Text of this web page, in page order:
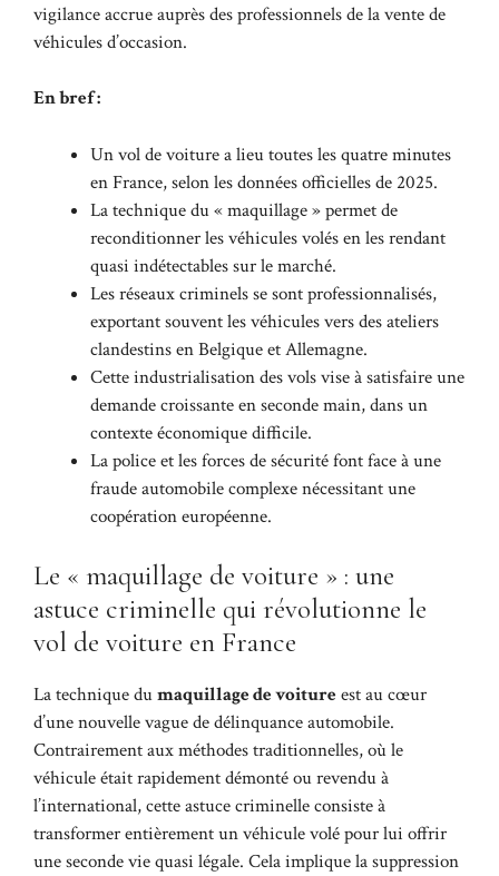
vigilance accrue auprès des professionnels de la vente de
véhicules d’occasion.
En bref :
Un vol de voiture a lieu toutes les quatre minutes
en France, selon les données officielles de 2025.
La technique du « maquillage » permet de
reconditionner les véhicules volés en les rendant
quasi indétectables sur le marché.
Les réseaux criminels se sont professionnalisés,
exportant souvent les véhicules vers des ateliers
clandestins en Belgique et Allemagne.
Cette industrialisation des vols vise à satisfaire une
demande croissante en seconde main, dans un
contexte économique difficile.
La police et les forces de sécurité font face à une
fraude automobile complexe nécessitant une
coopération européenne.
Le « maquillage de voiture » : une
astuce criminelle qui révolutionne le
vol de voiture en France
La technique dumaquillage de voitureest au cœur
d’une nouvelle vague de délinquance automobile.
Contrairement aux méthodes traditionnelles, où le
véhicule était rapidement démonté ou revendu à
l’international, cette astuce criminelle consiste à
transformer entièrement un véhicule volé pour lui offrir
une seconde vie quasi légale. Cela implique la suppression